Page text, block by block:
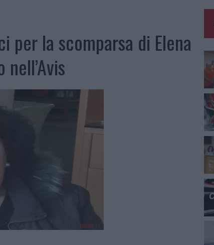
ACCOGLIENZA MINORI, ALBIERI: “EPISODI GRAVISSIMI”
per la scomparsa di Elena